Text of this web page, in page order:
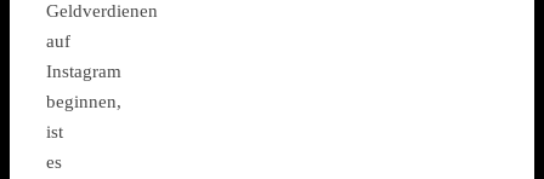
Geldverdienen
auf
Instagram
beginnen,
ist
es